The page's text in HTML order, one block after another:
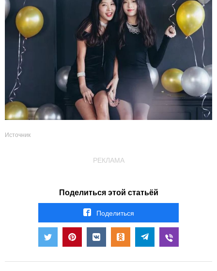
Источник
РЕКЛАМА
Поделиться этой статьёй
Поделиться